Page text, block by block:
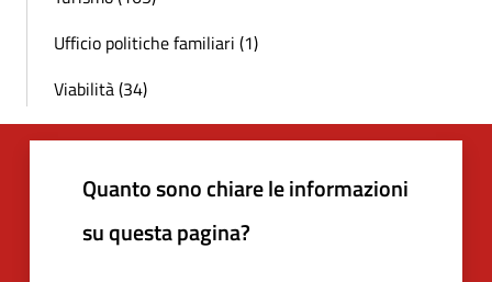
Ufficio politiche familiari (1)
Viabilità (34)
Quanto sono chiare le informazioni
su questa pagina?